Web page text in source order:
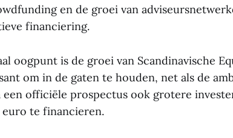
en de groei van
financiering.
oogpunt is de groei van Scandinavische
om in de gaten te houden, net als de
een officiële prospectus ook grotere
te financieren.